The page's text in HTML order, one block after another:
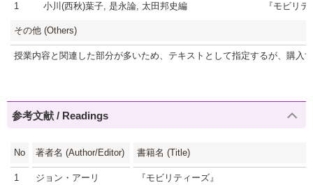
1 小川(西秋)葉子, 是永論, 太田邦史編 『モビリ
その他 (Others)
授業内容と関連した部分が多いため、テキストとして指定するが、購
参考文献 / Readings
No 著者名 (Author/Editor) 書籍名 (Title)
1 ジョン・アーリ 『モビリティーズ』